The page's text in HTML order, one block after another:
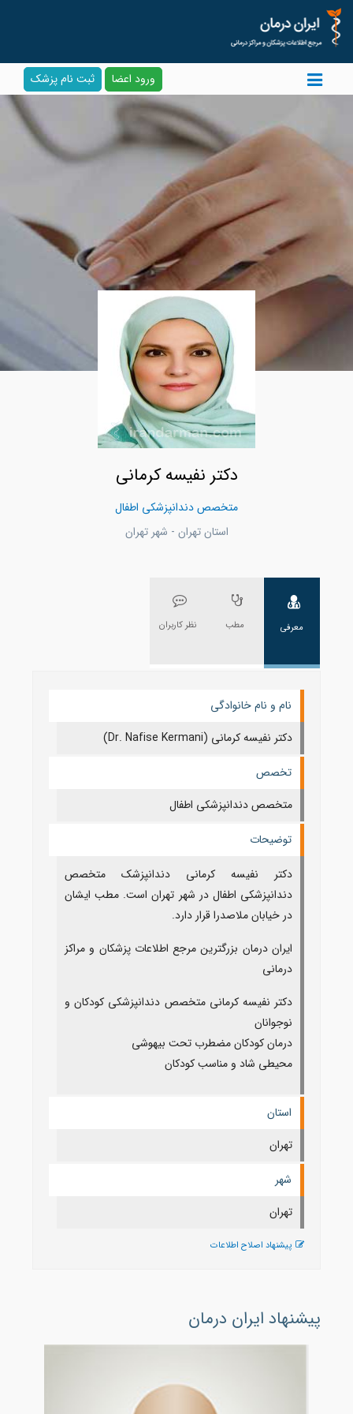
ورود اعضا ثبت نام پزشک
دکتر نفیسه کرمانی
متخصص دندانپزشکی اطفال
استان تهران - شهر تهران
معرفی مطب نظر کاربران
نام و نام خانوادگی
دکتر نفیسه کرمانی (Dr. Nafise Kermani)
تخصص
متخصص دندانپزشکی اطفال
توضیحات
دکتر نفیسه کرمانی دندانپزشک متخصص
دندانپزشکی اطفال در شهر تهران است. مطب ایشان
در خیابان ملاصدرا قرار دارد.
ایران درمان بزرگترین مرجع اطلاعات پزشکان و مراکز
درمانی
دکتر نفیسه کرمانی متخصص دندانپزشکی کودکان و
نوجوانان
درمان کودکان مضطرب تحت بیهوشی
محیطی شاد و مناسب کودکان
استان
تهران
شهر
تهران
پیشنهاد اصلاح اطلاعات
پیشنهاد ایران درمان